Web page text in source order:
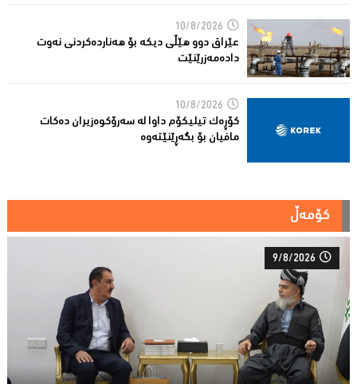
10/8/2026
عێراق دوو هێڵى دیکە بۆ هەناردەکردنی نەوت
دادەمەزرێنێت
10/8/2026
کۆڕەک تیلیکۆم داوا لە سەرۆکوەزیران دەکات
مافیان بۆ بگەڕێنێتەوە
کۆمەڵ
9/8/2026